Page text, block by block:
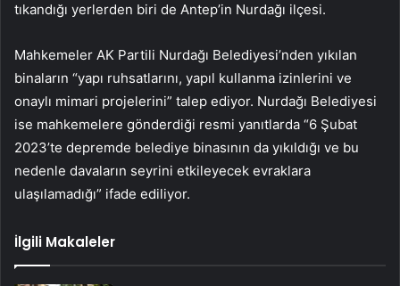
tıkandığı yerlerden biri de Antep’in Nurdağı ilçesi.
Mahkemeler AK Partili Nurdağı Belediyesi’nden yıkılan
binaların “yapı ruhsatlarını, yapıl kullanma izinlerini ve
onaylı mimari projelerini” talep ediyor. Nurdağı Belediyesi
ise mahkemelere gönderdiği resmi yanıtlarda “6 Şubat
2023’te depremde belediye binasının da yıkıldığı ve bu
nedenle davaların seyrini etkileyecek evraklara
ulaşılamadığı” ifade ediliyor.
İlgili Makaleler